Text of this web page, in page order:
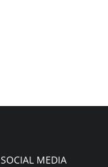
SOCIAL MEDIA